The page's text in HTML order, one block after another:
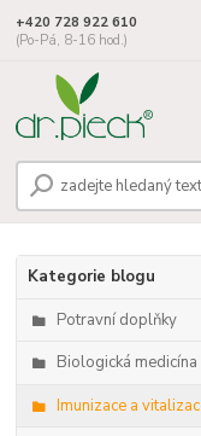
+420 728 922 610
(Po-Pá, 8-16 hod.)
Kategorie blogu
Potravní doplňky
Biologická medicína
Imunizace a